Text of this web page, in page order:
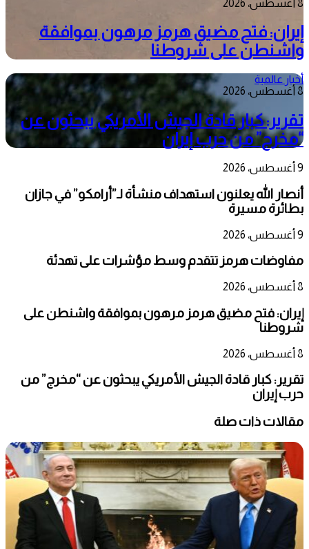
8 أغسطس، 2026
إيران: فتح مضيق هرمز مرهون بموافقة
واشنطن على شروطنا
أخبار عالمية
8 أغسطس، 2026
تقرير: كبار قادة الجيش الأمريكي يبحثون عن
“مخرج” من حرب إيران
9 أغسطس، 2026
أنصار الله يعلنون استهداف منشأة لـ”أرامكو” في جازان
بطائرة مسيرة
9 أغسطس، 2026
مفاوضات هرمز تتقدم وسط مؤشرات على تهدئة
8 أغسطس، 2026
إيران: فتح مضيق هرمز مرهون بموافقة واشنطن على
شروطنا
8 أغسطس، 2026
تقرير: كبار قادة الجيش الأمريكي يبحثون عن “مخرج” من
حرب إيران
مقالات ذات صلة